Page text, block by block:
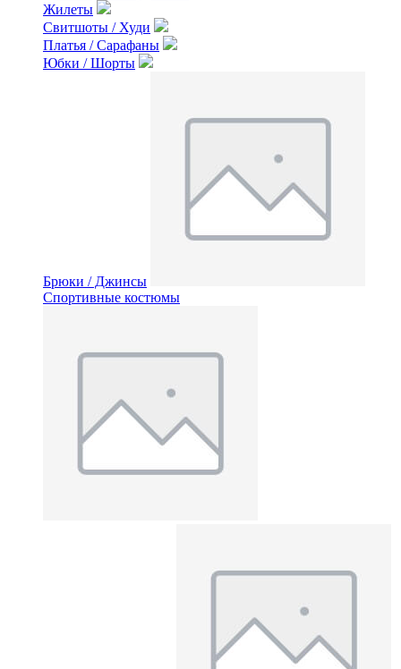
Жилеты
Свитшоты / Худи
Платья / Сарафаны
Юбки / Шорты
Брюки / Джинсы
Спортивные костюмы